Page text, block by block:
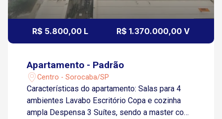
R$ 5.800,00 L R$ 1.370.000,00 V
Apartamento - Padrão
Centro - Sorocaba/SP
Características do apartamento: Salas para 4
ambientes Lavabo Escritório Copa e cozinha
ampla Despensa 3 Suítes, sendo a master com